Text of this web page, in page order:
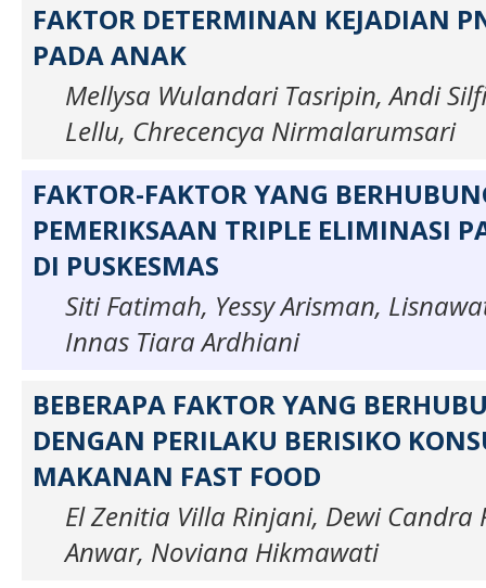
FAKTOR DETERMINAN KEJADIAN
PADA ANAK
Mellysa Wulandari Tasripin, Andi
Lellu, Chrecencya Nirmalarumsari
FAKTOR-FAKTOR YANG
PEMERIKSAAN TRIPLE ELIMINASI
DI PUSKESMAS
Siti Fatimah, Yessy Arisman,
Innas Tiara Ardhiani
BEBERAPA FAKTOR YANG
DENGAN PERILAKU BERISIKO
MAKANAN FAST FOOD
El Zenitia Villa Rinjani, Dewi Candra
Anwar, Noviana Hikmawati